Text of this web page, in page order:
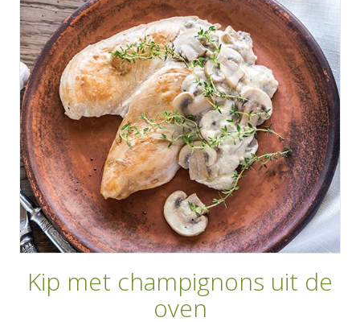
AANMELDEN
RECEPTEN
WEEKMENU'S
KOOKBOEKEN
Kip met champignons uit de
oven